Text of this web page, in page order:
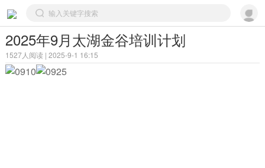
2025年9月太湖金谷培训计划
1527人阅读 | 2025-9-1 16:15